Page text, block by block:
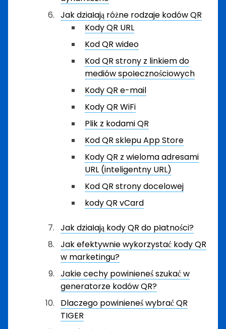
Jak działają różne rodzaje kodów QR
Kody QR URL
Kod QR wideo
Kod QR strony z linkiem do
mediów społecznościowych
Kody QR e-mail
Kody QR WiFi
Plik z kodami QR
Kod QR sklepu App Store
Kody QR z wieloma adresami
URL (inteligentny URL)
Kod QR strony docelowej
kody QR vCard
Jak działają kody QR do płatności?
Jak efektywnie wykorzystać kody QR
w marketingu?
Jakie cechy powinieneś szukać w
generatorze kodów QR?
Dlaczego powinieneś wybrać QR
TIGER